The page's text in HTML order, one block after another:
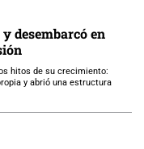
desembarcó en
hitos de su crecimiento:
y abrió una estructura